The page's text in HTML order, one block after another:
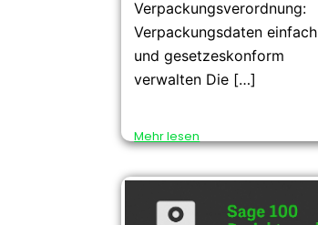
Verpackungsverordnung:
Verpackungsdaten einfach
und gesetzeskonform
verwalten Die […]
Mehr lesen